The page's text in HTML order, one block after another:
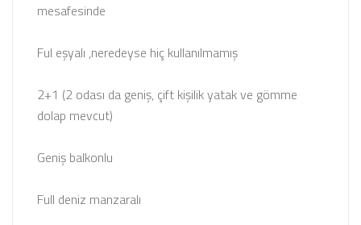
mesafesinde
Ful eşyalı ,neredeyse hiç kullanılmamış
2+1 (2 odası da geniş, çift kişilik yatak ve gömme
dolap mevcut)
Geniş balkonlu
Full deniz manzaralı